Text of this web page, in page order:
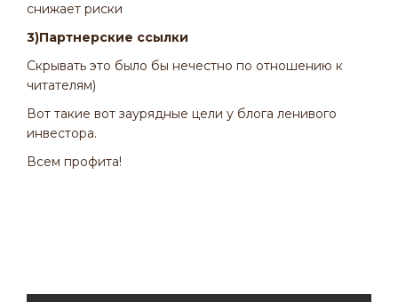
снижает риски
3)Партнерские ссылки
Скрывать это было бы нечестно по отношению к
читателям)
Вот такие вот заурядные цели у блога ленивого
инвестора.
Всем профита!